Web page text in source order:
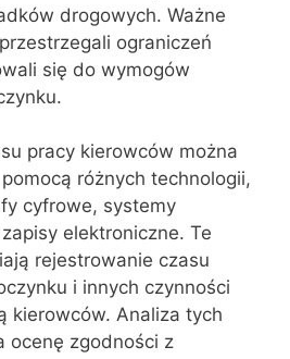
drogowych. Ważne
ograniczeń
się do wymogów
pracy kierowców można
różnych technologii,
cyfrowe, systemy
elektroniczne. Te
rejestrowanie czasu
i innych czynności
kierowców. Analiza tych
ocenę zgodności z